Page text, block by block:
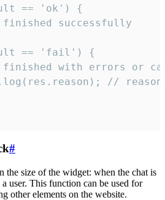
== 'ok') {
successfully
== 'fail') {
with errors or
//
#
the size of the widget: when the chat is
user. This function can be used for
other elements on the website.